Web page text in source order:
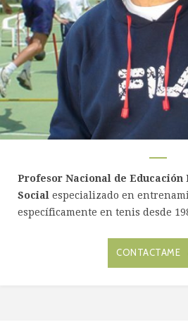
Profesor Nacional de Educación
Social especializado en
específicamente en tenis desde
CONTACTAME